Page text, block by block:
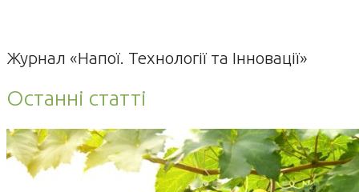
Журнал «Напої. Технології та Інновації»
Останні статті